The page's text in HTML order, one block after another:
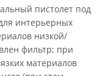
пистолет под
интерьерных
низкой/
фильтр; при
материалов